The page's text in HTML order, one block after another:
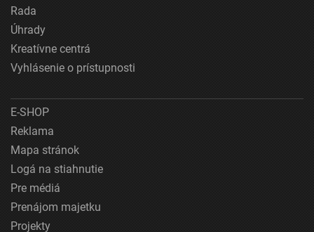
Rada
Úhrady
Kreatívne centrá
Vyhlásenie o prístupnosti
E-SHOP
Reklama
Mapa stránok
Logá na stiahnutie
Pre médiá
Prenájom majetku
Projekty